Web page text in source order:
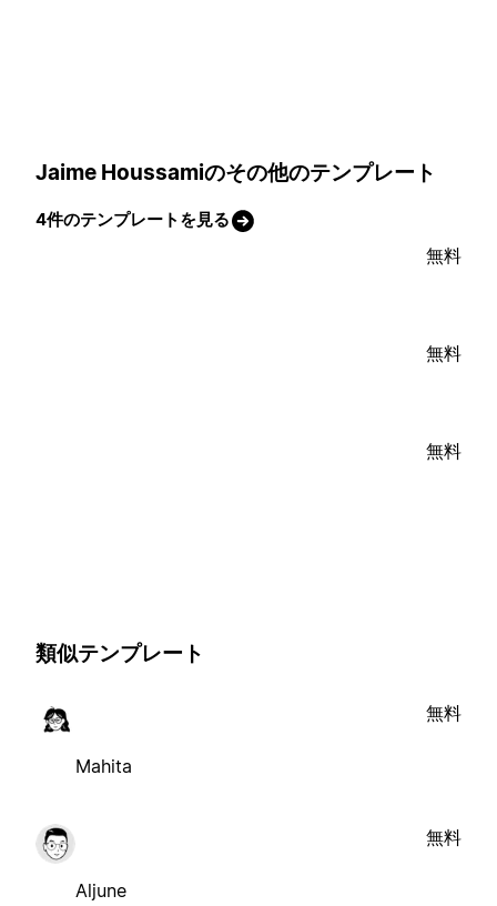
Jaime Houssamiのその他のテンプレート
4件のテンプレートを見る
無料
無料
無料
類似テンプレート
Mahita
無料
Aljune
無料